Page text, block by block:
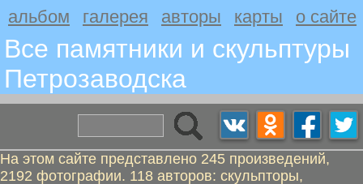
альбом галерея авторы карты о сайте
Все памятники и скульптуры
Петрозаводскa
На этом сайте представлено 245 произведений,
2192 фотографии. 118 авторов: скульпторы,